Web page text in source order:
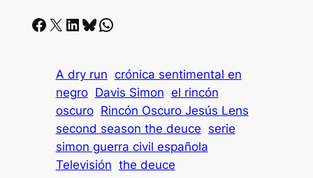
Facebook X LinkedIn Bluesky Whatsapp
A dry run crónica sentimental en
negro Davis Simon el rincón
oscuro Rincón Oscuro Jesús Lens
second season the deuce serie
simon guerra civil española
Televisión the deuce